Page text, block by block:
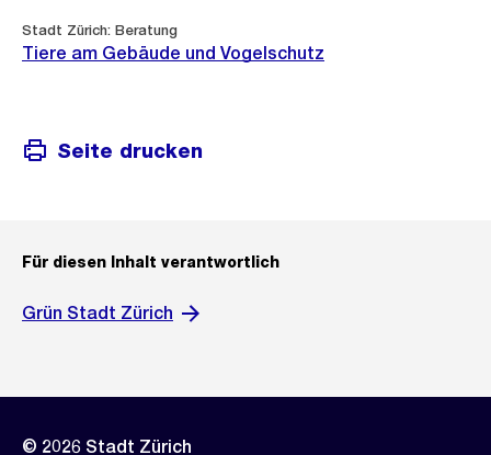
Stadt Zürich: Beratung
Tiere am Gebäude und Vogelschutz
Seite drucken
Für diesen Inhalt verantwortlich
Grün Stadt Zürich
© 2026 Stadt Zürich